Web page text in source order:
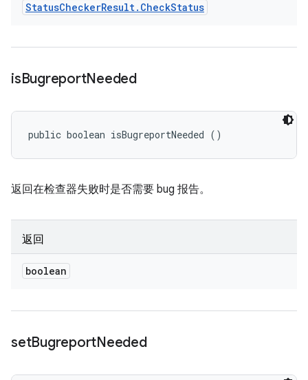
StatusCheckerResult. CheckStatus
isBugreportNeeded
public boolean isBugreportNeeded ()
返回在检查器失败时是否需要 bug 报告。
返回
boolean
setBugreportNeeded